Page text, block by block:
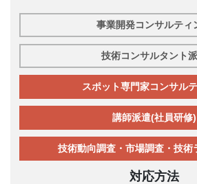
事業開発コンサルティ
技術コンサルタント
スポット専門家コンサル
講師派遣(社員研修)
技術動向調査・市場調査・技術
対応方法